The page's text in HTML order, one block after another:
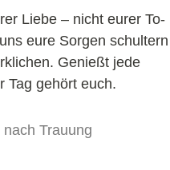
Liebe – nicht eurer To-
eure Sorgen schultern
Genießt jede
Tag gehört euch.